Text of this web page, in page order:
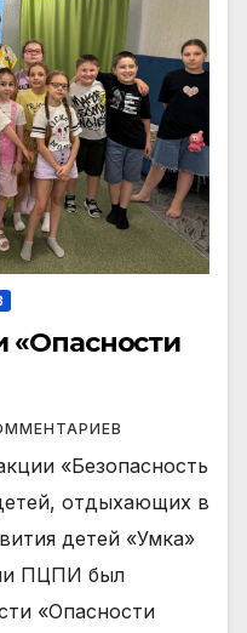
«Опасности
«Безопасность
отдыхающих в
детей «Умка»
ПЦПИ был
«Опасности